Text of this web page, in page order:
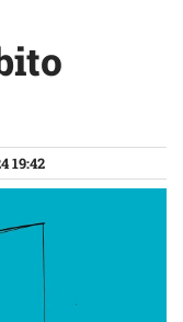
19:42